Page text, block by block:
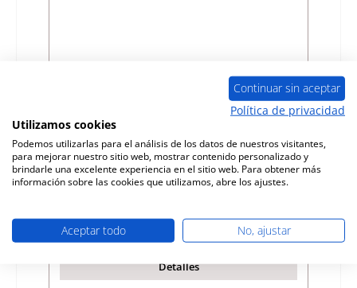
Drooff Varese 2 desvío de tiro abajo A
Número de producto:01002894
Precio normal:
Disponible, plazo de entrega: 4-6 días
Detalles
Continuar sin aceptar
Política de privacidad
Utilizamos cookies
Podemos utilizarlas para el análisis de los datos de nuestros visitantes,
para mejorar nuestro sitio web, mostrar contenido personalizado y
brindarle una excelente experiencia en el sitio web. Para obtener más
información sobre las cookies que utilizamos, abre los ajustes.
Aceptar todo No, ajustar